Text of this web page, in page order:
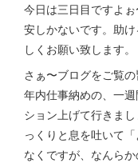
今日は三日目ですよ
安しかないです。助
しくお願い致します。
さぁ〜ブログをご覧
年内仕事納めの、一
ション上げて行きま
っくりと息を吐いて
なくですが、なんら